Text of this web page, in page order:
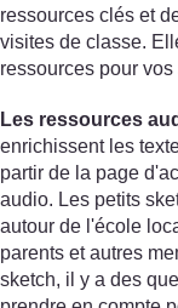
ressources clés et
visites de classe.
ressources pour
Les ressources
enrichissent les
partir de la page
audio. Les petits
autour de l'école
parents et autres
sketch, il y a des